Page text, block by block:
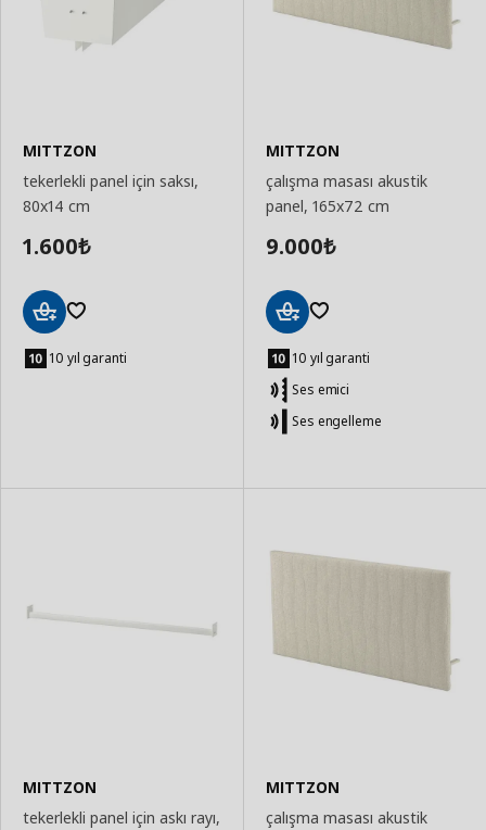
MITTZON
tekerlekli panel için saksı,
80x14 cm
1.600₺
Ekle 10 yıl garanti
MITTZON
çalışma masası akustik
panel, 165x72 cm
9.000₺
Ekle 10 yıl garanti
Ses emici
Ses engelleme
MITTZON
tekerlekli panel için askı rayı,
MITTZON
çalışma masası akustik